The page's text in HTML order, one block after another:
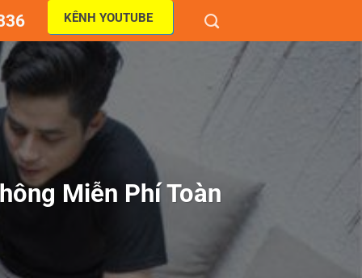
KÊNH YOUTUBE
Miễn Phí Toàn